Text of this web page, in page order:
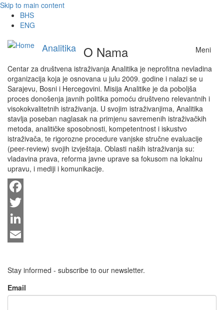
Skip to main content
BHS
ENG
Analitika Meni
O Nama
Centar za društvena istraživanja Analitika je neprofitna nevladina
organizacija koja je osnovana u julu 2009. godine i nalazi se u
Sarajevu, Bosni i Hercegovini. Misija Analitike je da poboljša
proces donošenja javnih politika pomoću društveno relevantnih i
visokokvalitetnih istraživanja. U svojim istraživanjima, Analitika
stavlja poseban naglasak na primjenu savremenih istraživačkih
metoda, analitičke sposobnosti, kompetentnost i iskustvo
istraživača, te rigorozne procedure vanjske stručne evaluacije
(peer-review) svojih izvještaja. Oblasti naših istraživanja su:
vladavina prava, reforma javne uprave sa fokusom na lokalnu
upravu, i mediji i komunikacije.
Facebook
Twitter
LinkedIn
Stay informed - subscribe to our newsletter.
Email